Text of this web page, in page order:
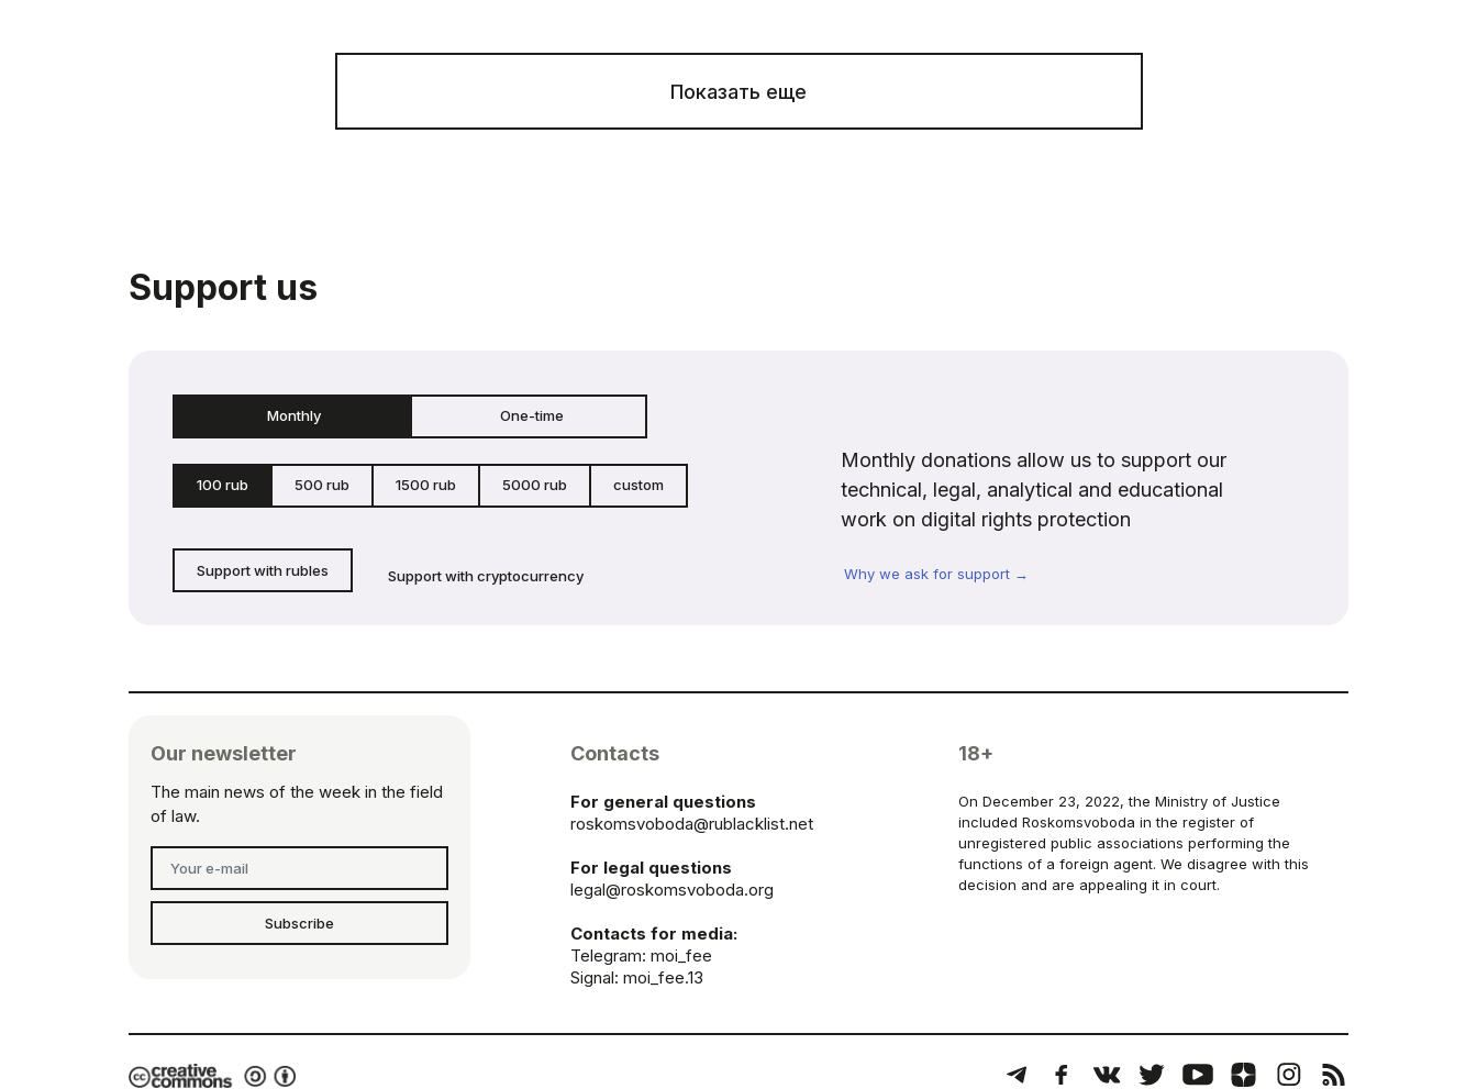
Показать еще
Support us
Monthly One-time
100 rub 500 rub 1500 rub 5000 rub custom
Support with rubles Support with cryptocurrency
Monthly donations allow us to support our
technical, legal, analytical and educational
work on digital rights protection
Why we ask for support →
Our newsletter
The main news of the week in the field
of law.
Subscribe
Contacts
For general questions
roskomsvoboda@rublacklist.net
For legal questions
legal@roskomsvoboda.org
Contacts for media:
Telegram: moi_fee
Signal: moi_fee.13
18+
On December 23, 2022, the Ministry of Justice
included Roskomsvoboda in the register of
unregistered public associations performing the
functions of a foreign agent. We disagree with this
decision and are appealing it in court.